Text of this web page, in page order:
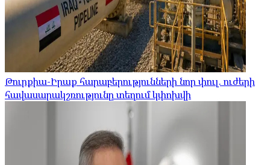
Թուրքիա-Իրաք հարաբերությունների նոր փուլ. ուժերի
հավասարակշռությունը տեղում կփոխվի